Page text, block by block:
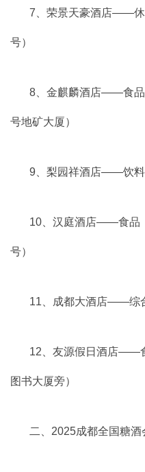
7、荣景天豪酒店——休
号）
8、金麒麟酒店——食品
号地矿大厦）
9、梨园祥酒店——饮料
10、汉庭酒店——食品
号）
11、成都大酒店——综
12、友源假日酒店——
图书大厦旁）
二、2025成都全国糖